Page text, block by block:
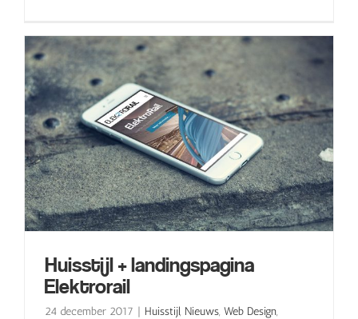
Huisstijl + landingspagina
Elektrorail
24 december 2017 | Huisstijl, Nieuws, Web Design,